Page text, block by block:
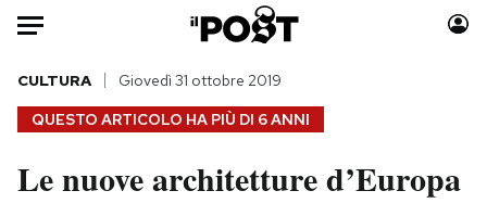
Auto
HOME
Italia
Moda
QUESTO ARTICOLO HA PIÙ DI 6 ANNI
CULTURA Giovedì 31 ottobre 2019
Le nuove architetture d’Europa